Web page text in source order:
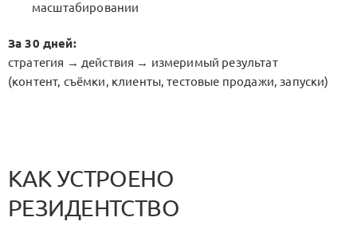
масштабировании
За 30 дней:
стратегия → действия → измеримый результат
(контент, съёмки, клиенты, тестовые продажи, запуски)
КАК УСТРОЕНО
РЕЗИДЕНТСТВО